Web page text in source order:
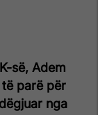
së, Adem
parë për
nga